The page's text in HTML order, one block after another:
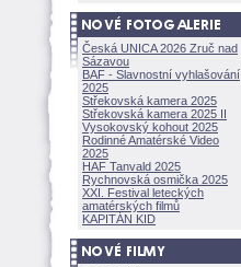
Česká UNICA 2026 Zruč nad
Sázavou
BAF - Slavnostní vyhlašování
2025
Střekovská kamera 2025
Střekovská kamera 2025 II
Vysokovský kohout 2025
Rodinné Amatérské Video
2025
HAF Tanvald 2025
Rychnovská osmička 2025
XXI. Festival leteckých
amatérských filmů
KAPITÁN KID